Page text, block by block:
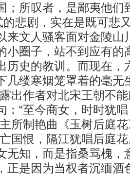
；所叹者，是鄙夷他们
的悲剧，实在是既可悲
来文人骚客面对金陵山
小圈子，站不到应有的
历史的教训。而现在，
几缕寒烟笼罩着的毫无
出作者对北宋王朝不
：“至今商女，时时犹
所制艳曲《玉树后庭
国恨，隔江犹唱后庭
无知，而是指桑骂槐，
正是因为当权者沉缅酒